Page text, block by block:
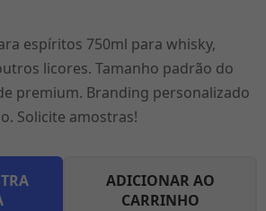
espíritos 750ml para whisky,
licores. Tamanho padrão do
premium. Branding personalizado
Solicite amostras!
ADICIONAR AO
CARRINHO